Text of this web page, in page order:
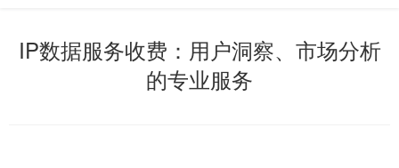
IP数据服务收费：用户洞察、市场分析
的专业服务